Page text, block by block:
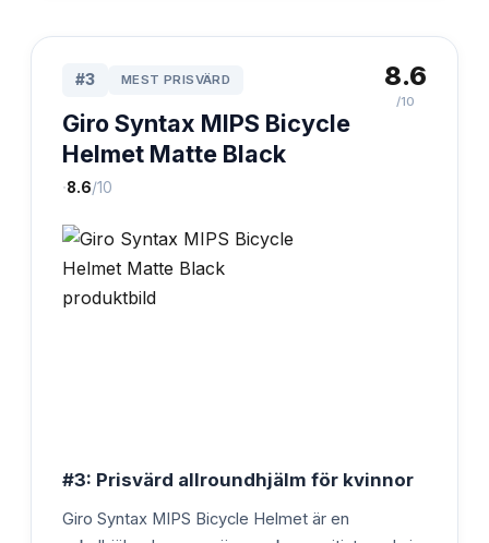
#3 MEST PRISVÄRD
Giro Syntax MIPS Bicycle
Helmet Matte Black
·8.6/10
8.6
/10
#3: Prisvärd allroundhjälm för kvinnor
Giro Syntax MIPS Bicycle Helmet är en